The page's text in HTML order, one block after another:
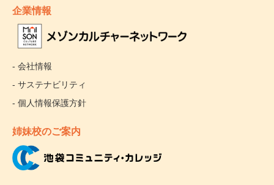
企業情報
- 会社情報
- サステナビリティ
- 個人情報保護方針
姉妹校のご案内